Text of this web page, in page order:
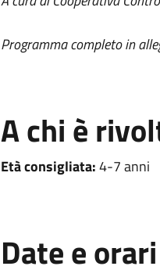
Programma completo in
A chi è
Età consigliata:4-7 anni
Date e orari